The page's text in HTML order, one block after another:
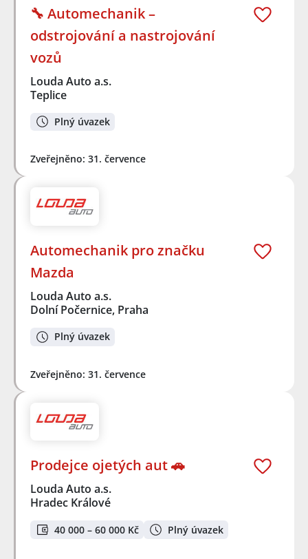
🔧 Automechanik –
odstrojování a nastrojování
vozů
Louda Auto a.s.
Teplice
Plný úvazek
Zveřejněno: 31. července
Automechanik pro značku
Mazda
Louda Auto a.s.
Dolní Počernice, Praha
Plný úvazek
Zveřejněno: 31. července
Prodejce ojetých aut 🚗
Louda Auto a.s.
Hradec Králové
40 000 – 60 000 Kč Plný úvazek